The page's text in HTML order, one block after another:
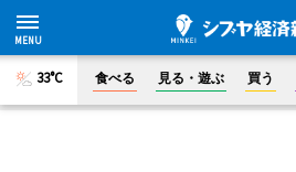
33°C 食べる 見る・遊ぶ 買う